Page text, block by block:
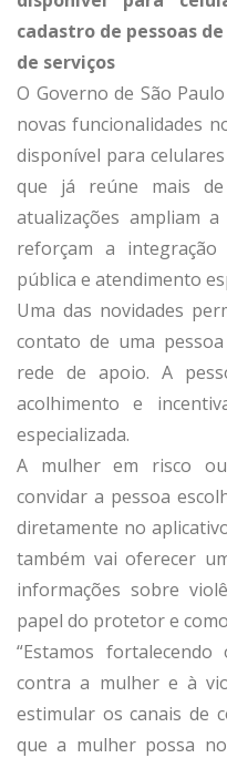
cadastro de pessoas
de serviços
O Governo de São
novas funcionalidades
disponível para
que já reúne mais
atualizações ampliam
reforçam a
pública e atendimento
Uma das novidades
contato de uma
rede de apoio. A
acolhimento e
especializada.
A mulher em risco
convidar a pessoa
diretamente no
também vai oferecer
informações sobre
papel do protetor e
“Estamos
contra a mulher e à
estimular os canais de
que a mulher possa